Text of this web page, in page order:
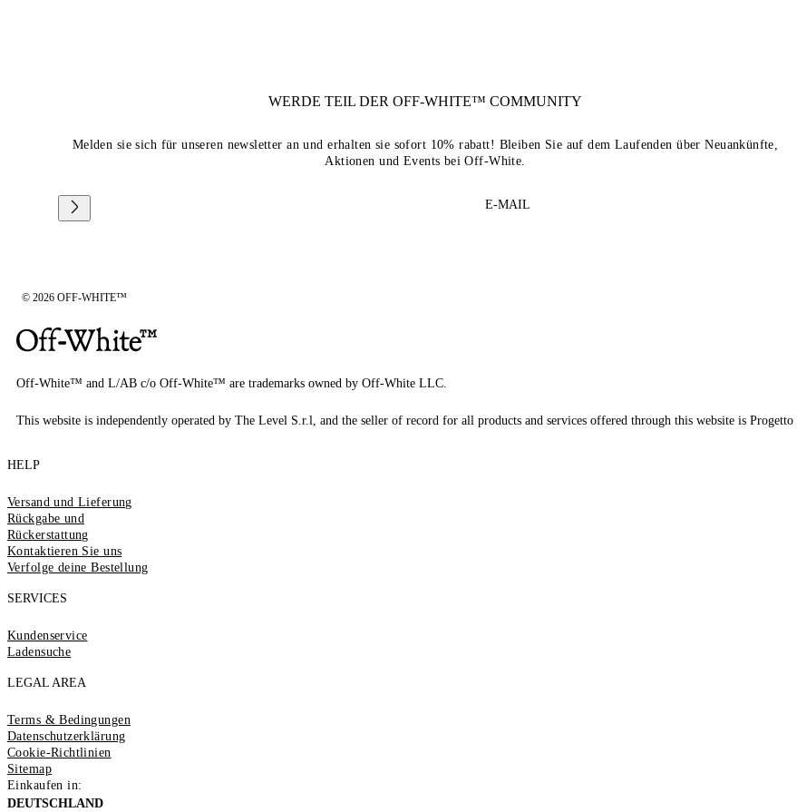
WERDE TEIL DEROFF-WHITE™ COMMUNITY
Melden sie sich für unseren newsletter an und erhalten sie sofort 10% rabatt! Bleiben Sie auf dem Laufenden über Neuankünfte,
Aktionen und Events bei Off-White.
E-MAIL
© 2026 OFF-WHITE™
Off-White™ and L/AB c/o Off-White™ are trademarks owned by Off-White LLC.
This website is independently operated by The Level S.r.l, and the seller of record for all products and services offered through this website is
HELP
Versand und Lieferung
Rückgabe und
Rückerstattung
Kontaktieren Sie uns
Verfolge deine Bestellung
SERVICES
Kundenservice
Ladensuche
LEGAL AREA
Terms & Bedingungen
Datenschutzerklärung
Cookie-Richtlinien
Sitemap
Einkaufen in:
DEUTSCHLAND